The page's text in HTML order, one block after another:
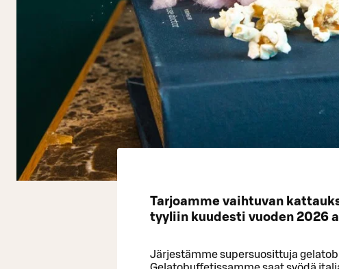
Tarjoamme vaihtuvan
tyyliin kuudesti vuoden 2026
Järjestämme supersuosittuja